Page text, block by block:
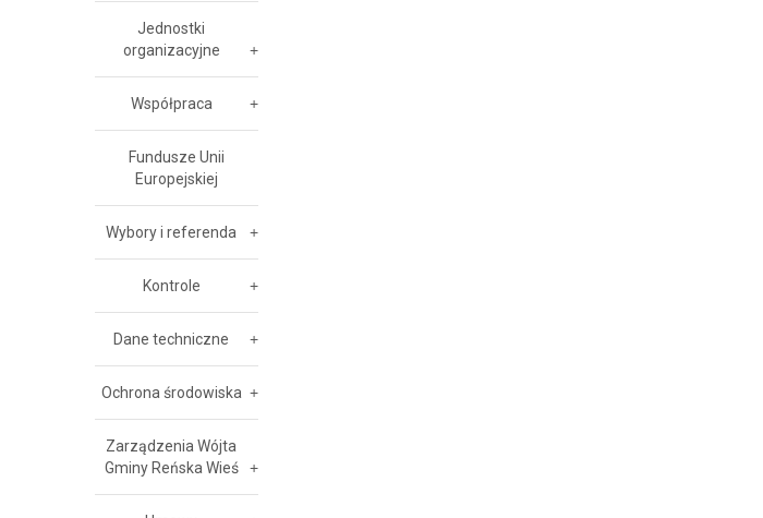
Jednostki
organizacyjne
Współpraca
Fundusze Unii
Europejskiej
Wybory i referenda
Kontrole
Dane techniczne
Ochrona środowiska
Zarządzenia Wójta
Gminy Reńska Wieś